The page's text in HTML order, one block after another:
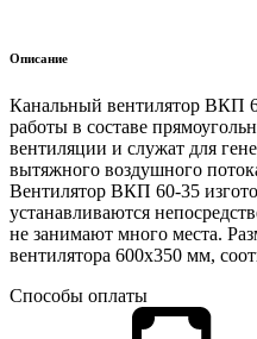
Описание
Канальный вентилятор ВКП
работы в составе
вентиляции и служат для
вытяжного воздушного
Вентилятор ВКП 60-35
устанавливаются
не занимают много места.
вентилятора 600х350 мм,
Способы оплаты